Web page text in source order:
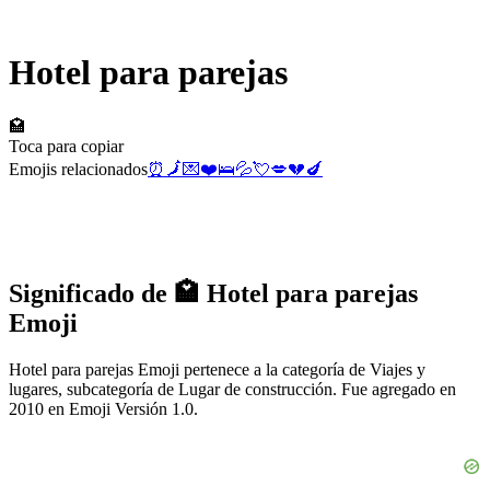
Hotel para parejas
🏩
Toca para copiar
Emojis relacionados⏰ 🗾💌❤️🛌💦💘💋💔🍆
Significado de 🏩 Hotel para parejas
Emoji
Hotel para parejas Emoji pertenece a la categoría de Viajes y
lugares, subcategoría de Lugar de construcción. Fue agregado en
2010 en Emoji Versión 1.0.